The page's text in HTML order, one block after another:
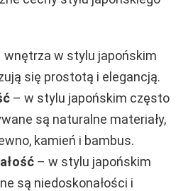
wnętrza w stylu japońskim
się prostotą i elegancją.
– w stylu japońskim często
są naturalne materiały,
kamień i bambus.
– w stylu japońskim
są niedoskonałości i